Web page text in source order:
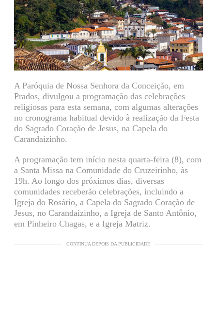
A Paróquia de Nossa Senhora da Conceição, em
Prados, divulgou a programação das celebrações
religiosas para esta semana, com algumas alterações
no cronograma habitual devido à realização da Festa
do Sagrado Coração de Jesus, na Capela do
Carandaizinho.
A programação tem início nesta quarta-feira (8), com
a Santa Missa na Comunidade do Cruzeirinho, às
19h. Ao longo dos próximos dias, diversas
comunidades receberão celebrações, incluindo a
Igreja do Rosário, a Capela do Sagrado Coração de
Jesus, no Carandaizinho, a Igreja de Santo Antônio,
em Pinheiro Chagas, e a Igreja Matriz.
CONTINUA DEPOIS DA PUBLICIDADE